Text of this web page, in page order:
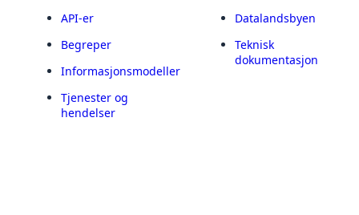
API-er
Begreper
Informasjonsmodeller
Tjenester og
hendelser
Datalandsbyen
Teknisk
dokumentasjon